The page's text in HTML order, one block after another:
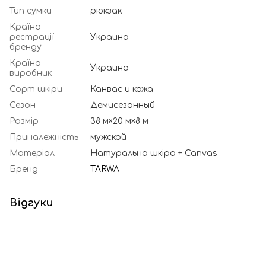
Тип сумки
рюкзак
Країна
рестрації
бренду
Украина
Країна
виробник
Украина
Сорт шкіри
Канвас и кожа
Сезон
Демисезонный
Розмір
38 м×20 м×8 м
Приналежність
мужской
Матеріал
Натуральна шкіра + Canvas
Бренд
TARWA
Відгуки